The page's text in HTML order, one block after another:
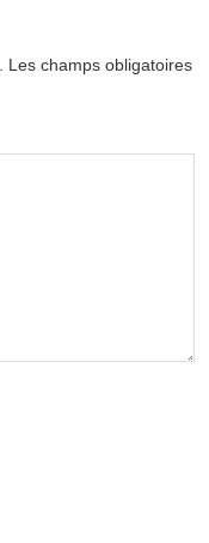
Les champs obligatoires